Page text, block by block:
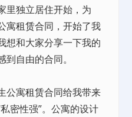
里独立居住开始，为
寓租赁合同，开始了我
想和大家分享一下我的
自由的合同。
公寓租赁合同给我带来
密性强”。公寓的设计